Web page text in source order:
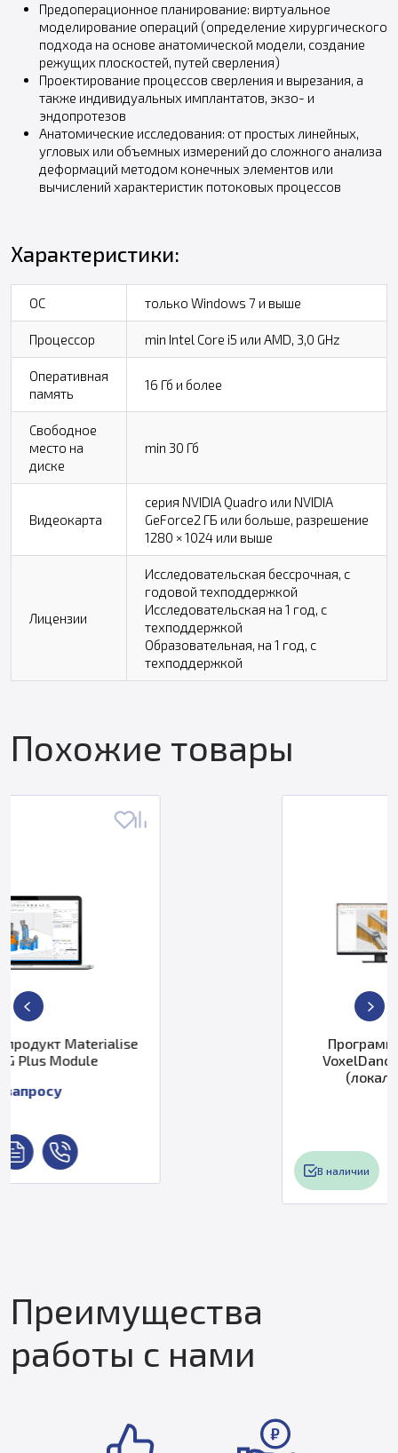
Предоперационное планирование: виртуальное
моделирование операций (определение хирургического
подхода на основе анатомической модели, создание
режущих плоскостей, путей сверления)
Проектирование процессов сверления и вырезания, а
также индивидуальных имплантатов, экзо- и
эндопротезов
Анатомические исследования: от простых линейных,
угловых или объемных измерений до сложного анализа
деформаций методом конечных элементов или
вычислений характеристик потоковых процессов
Характеристики:
ОС только Windows 7 и выше
Процессор min Intel Core i5 или AMD, 3,0 GHz
Оперативная
память
16 Гб и более
Свободное
место на
диске
min 30 Гб
Видеокарта
серия NVIDIA Quadro или NVIDIA
GeForce2 ГБ или больше, разрешение
1280 × 1024 или выше
Лицензии
Исследовательская бессрочная, с
годовой техподдержкой
Исследовательская на 1 год, с
техподдержкой
Образовательная, на 1 год, с
техподдержкой
Похожие товары
Программное обеспечение
VoxelDance Additive Premium
(локальная лицензия)
Преимущества
работы с нами